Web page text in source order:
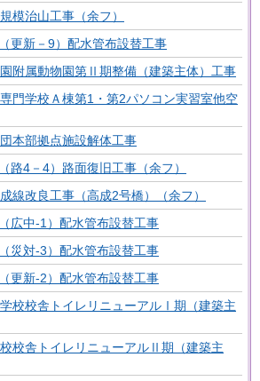
模治山工事（余フ）
更新－9）配水管布設替工事
園附属動物園第Ⅱ期整備（建築主体）工事
専門学校Ａ棟第1・第2パソコン実習室他空
本部拠点施設解体工事
路4－4）路面復旧工事（余フ）
線改良工事（高成2号橋）（余フ）
広中-1）配水管布設替工事
災対-3）配水管布設替工事
更新-2）配水管布設替工事
学校校舎トイレリニューアルⅠ期（建築主
校校舎トイレリニューアルⅡ期（建築主